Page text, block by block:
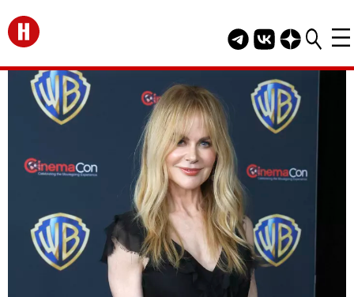
Перейти на главную
Telegram канал
Группа HELLO
Канал